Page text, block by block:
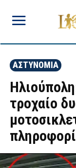
ΑΣΤΥΝΟΜΙΑ
τροχαίο